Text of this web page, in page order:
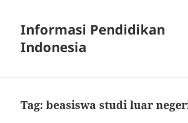
Informasi Pendidikan
Indonesia
Tag:beasiswa studi luar